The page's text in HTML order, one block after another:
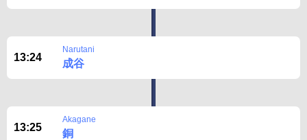
13:24
Narutani
成谷
13:25
Akagane
銅